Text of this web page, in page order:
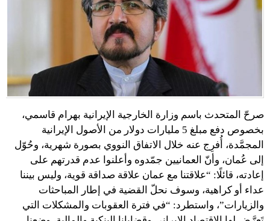
صرحّ المتحدث باسم وزارة الخارجية الإيرانية بهرام قاسمي،
بخصوص دفع مبلغ 5 مليارات دولار من الأصول الإيرانية
المجمَّدة، أُفرِج عنه خلال الاتفاق النووي بصورة شهرية، وحُوّل
إلى عُمان، وأنّ العمانيين جمّدوه وأعلنوا عدم قدرتهم على
إعادته، قائلًا: “علاقتنا مع عمان علاقة صداقة قوية، وليس بيننا
عداء أو كراهية، وسوف نحلّ القضية في إطار المباحثات
والزيارات”، واستطرد: “في فترة العقوبات والمشكلات التي